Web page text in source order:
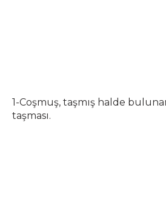
1-Coşmuş, taşmış halde
taşması.